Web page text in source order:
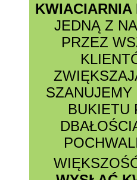
KWIACIARNIA
JEDNĄ Z
PRZEZ
BUKIETU